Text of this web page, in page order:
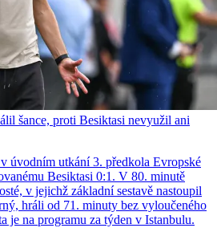
šance, proti Besiktasi nevyužil ani
úvodním utkání 3. předkola Evropské
Besiktasi 0:1. V 80. minutě
v jejichž základní sestavě nastoupil
hráli od 71. minuty bez vyloučeného
je na programu za týden v Istanbulu.